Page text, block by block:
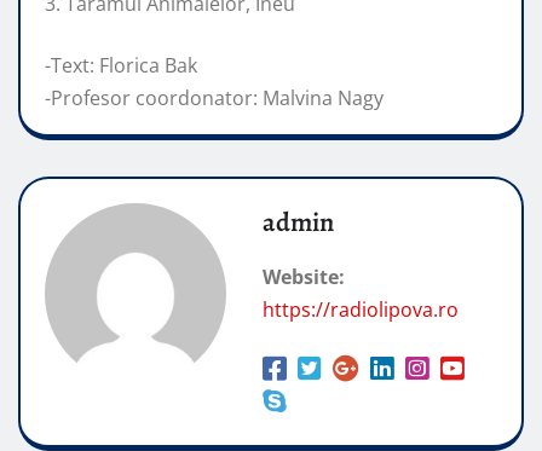
-Text: Florica Bak
-Profesor coordonator: Malvina Nagy
admin
Website:
https://radiolipova.ro